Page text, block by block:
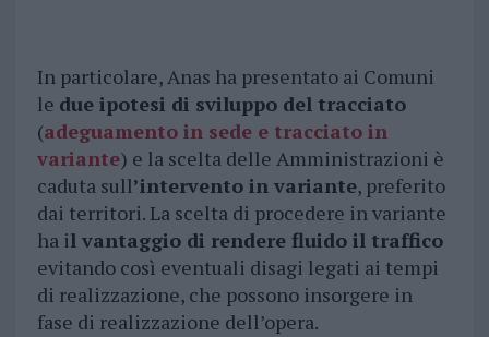
In particolare, Anas ha presentato ai Comuni
le due ipotesi di sviluppo del tracciato
(adeguamento in sede e tracciato in
variante) e la scelta delle Amministrazioni è
caduta sull’intervento in variante, preferito
dai territori. La scelta di procedere in variante
ha il vantaggio di rendere fluido il traffico
evitando così eventuali disagi legati ai tempi
di realizzazione, che possono insorgere in
fase di realizzazione dell’opera.